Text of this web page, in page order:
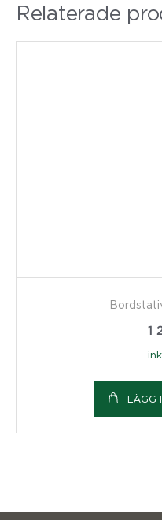
Relaterade
1
LÄGG